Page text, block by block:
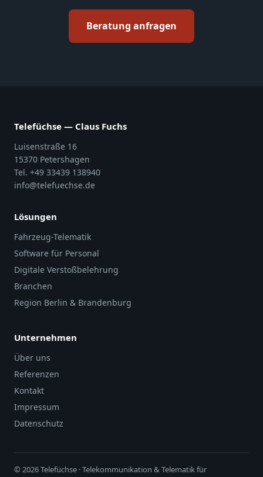
Beratung anfragen
Telefüchse — Claus Fuchs
Luisenstraße 16
15370 Petershagen
Tel. +49 33439 138940
info@telefuechse.de
Lösungen
Fahrzeug-Telematik
Software für Personal
Digitale Verstoßbelehrung
Branchen
Region Berlin & Brandenburg
Unternehmen
Über uns
Referenzen
Kontakt
Impressum
Datenschutz
© 2026 Telefüchse · Telekommunikation & Telematik für